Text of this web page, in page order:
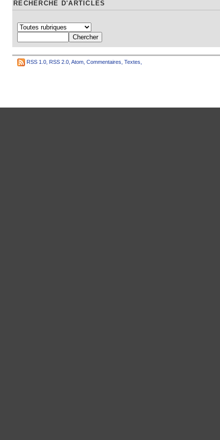
RECHERCHE D'ARTICLES
RSS 1.0 RSS 2.0 Atom Commentaires Textes